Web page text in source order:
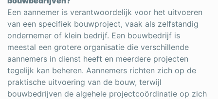
Een aannemer is verantwoordelijk voor het uitvoeren
van een specifiek bouwproject, vaak als zelfstandig
ondernemer of klein bedrijf. Een bouwbedrijf is
meestal een grotere organisatie die verschillende
aannemers in dienst heeft en meerdere projecten
tegelijk kan beheren. Aannemers richten zich op de
praktische uitvoering van de bouw, terwijl
bouwbedrijven de algehele projectcoördinatie op zich